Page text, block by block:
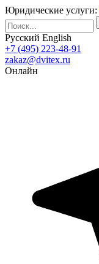
Юридические услуги:
Русский English
+7 (495) 223-48-91
zakaz@dvitex.ru
Онлайн